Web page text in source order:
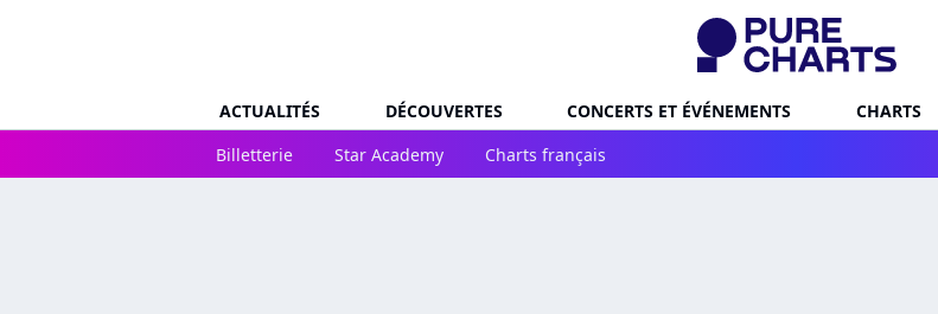
ACTUALITÉS DÉCOUVERTES CONCERTS ET ÉVÉNEMENTS CHARTS
Billetterie
Star Academy Charts français